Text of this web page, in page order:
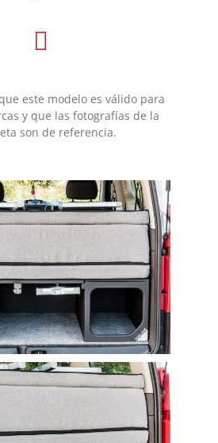
este modelo es válido para
y que las fotografías de la
son de referencia.